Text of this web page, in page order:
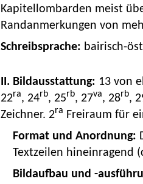
Kapitellombarden meist
Randanmerkungen von
Schreibsprache: bairisch-
II. Bildausstattung: 13 von
22ra, 24rb, 25rb, 27va, 28rb,
Zeichner. 2ra Freiraum für
Format und Anordnung:
Textzeilen hineinragend
Bildaufbau und -